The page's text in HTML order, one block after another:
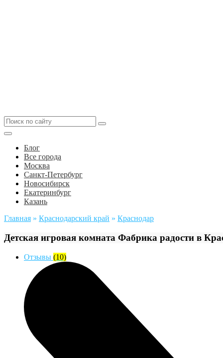
Блог
Все города
Москва
Санкт-Петербург
Новосибирск
Екатеринбург
Казань
Главная » Краснодарский край » Краснодар
Детская игровая комната Фабрика радости в
Отзывы (10)